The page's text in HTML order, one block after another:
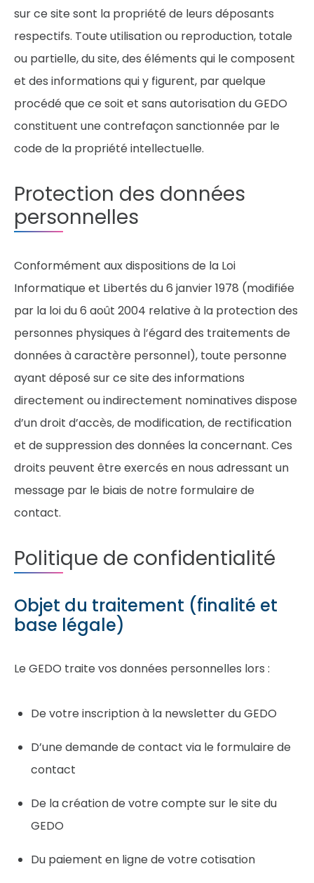
sur ce site sont la propriété de leurs déposants
respectifs. Toute utilisation ou reproduction, totale
ou partielle, du site, des éléments qui le composent
et des informations qui y figurent, par quelque
procédé que ce soit et sans autorisation du GEDO
constituent une contrefaçon sanctionnée par le
code de la propriété intellectuelle.
Protection des données
personnelles
Conformément aux dispositions de la Loi
Informatique et Libertés du 6 janvier 1978 (modifiée
par la loi du 6 août 2004 relative à la protection des
personnes physiques à l’égard des traitements de
données à caractère personnel), toute personne
ayant déposé sur ce site des informations
directement ou indirectement nominatives dispose
d’un droit d’accès, de modification, de rectification
et de suppression des données la concernant. Ces
droits peuvent être exercés en nous adressant un
message par le biais de notre formulaire de
contact.
Politique de confidentialité
Objet du traitement (finalité et
base légale)
Le GEDO traite vos données personnelles lors :
De votre inscription à la newsletter du GEDO
D’une demande de contact via le formulaire de
contact
De la création de votre compte sur le site du
GEDO
Du paiement en ligne de votre cotisation